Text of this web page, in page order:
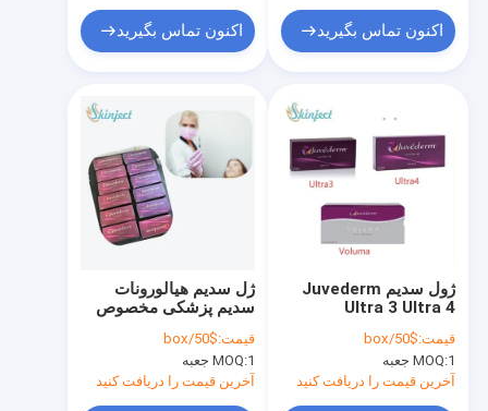
اکنون تماس بگیرید اکنون تماس بگیرید
ژل سدیم هیالورونات
سدیم پزشکی مخصوص
قیمت:$50/box
MOQ:1 جعبه
آخرین قیمت را دریافت کنید
ژول سدیم Juvederm
Ultra 3 Ultra 4
لبخند
قیمت:$50/box
MOQ:1 جعبه
آخرین قیمت را دریافت کنید